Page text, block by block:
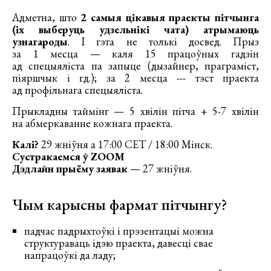
Адметна, што2 самыя цікавыя праекты пітчынга
(іх выберуць удзельнікі чата) атрымаюць
узнагароды. І гэта не толькі досвед. Прыз
за 1 месца — каля 15 працоўных гадзін
ад спецыяліста па запыце (дызайнер, праграміст,
піяршчык і гд.); за 2 месца --- тэст праекта
ад профільнага спецыяліста.
Прыкладны таймінг — 5 хвілін пітча + 5-7 хвілін
на абмеркаванне кожнага праекта.
Калі? 29 жніўня а 17:00 CET / 18:00 Мінск.
Сустракаемся ў ZOOM
Дэдлайн прыёму заявак — 27 жніўня.
Чым карысны фармат пітчынгу?
падчас падрыхтоўкі і прэзентацыі можна
структураваць ідэю праекта, давесці свае
напрацоўкі да ладу;